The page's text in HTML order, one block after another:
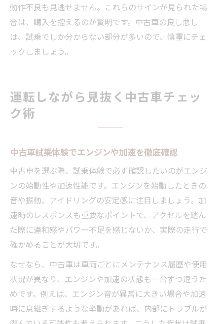
動作不良も見逃せません。これらのサインが見られた場
合は、購入を控えるのが賢明です。中古車の良し悪し
は、試乗でしか分からない部分が多いので、慎重にチェ
ックしましょう。
運転しながら見抜く中古車チェッ
ク術
中古車試乗体験でエンジンや加速を徹底確認
中古車を選ぶ際、試乗体験で必ず確認したいのがエンジ
ンの始動性や加速性能です。エンジンを始動したときの
音や振動、アイドリングの安定感に注目しましょう。加
速時のレスポンスも重要なポイントで、アクセルを踏ん
だ際に違和感やパワー不足を感じないか、実際の走行で
確かめることが大切です。
なぜなら、中古車は車両ごとにメンテナンス履歴や使用
状況が異なり、エンジンや加速の状態も一台ずつ違うた
めです。例えば、エンジン音が異常に大きい場合や加速
時に息継ぎするような挙動があれば、内部にトラブルが